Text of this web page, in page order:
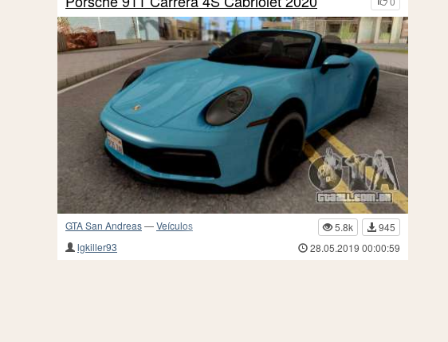
GTA San Andreas—Veículos 5.8k
945
lgkiller93
28.05.2019 00:00:59